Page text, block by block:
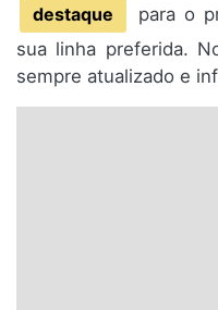
destaque
para o
sua linha preferida.
sempre atualizado e